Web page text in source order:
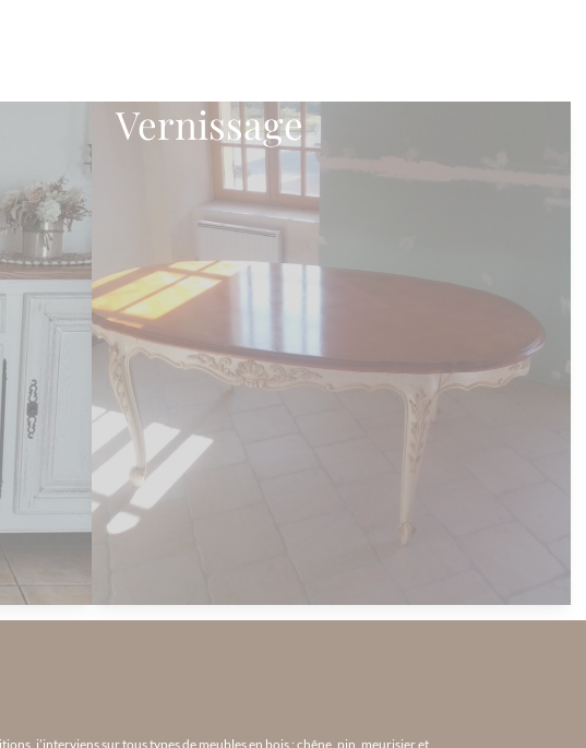
Vernissage
j’interviens sur tous types de meubles en bois : chêne, pin, meurisier et